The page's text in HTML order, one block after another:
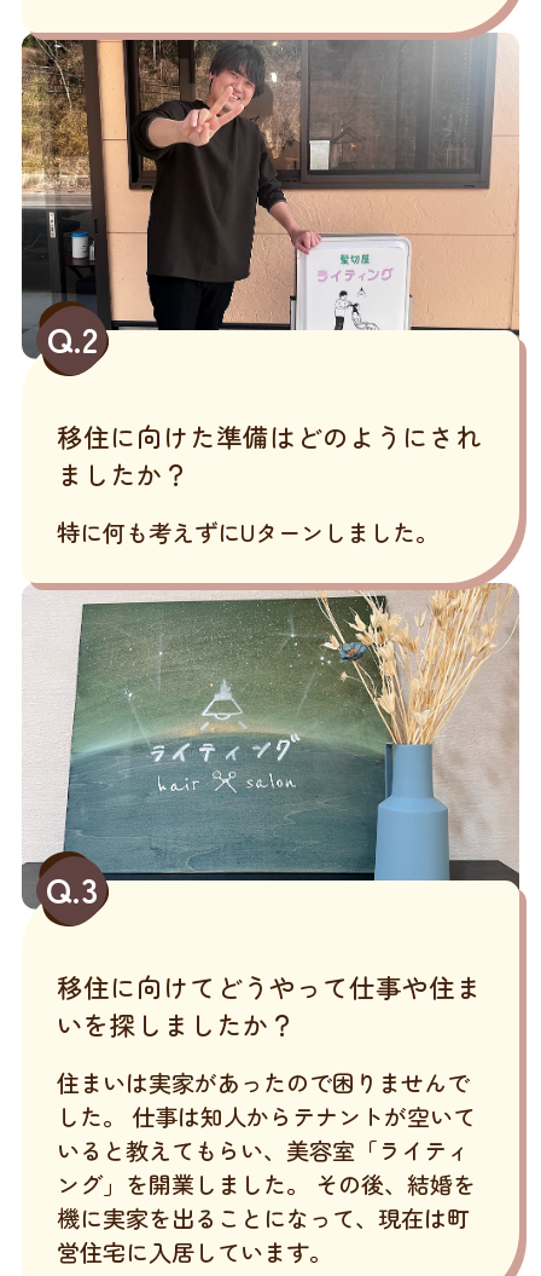
Q.2
移住に向けた準備はどのようにされ
ましたか？
特に何も考えずにUターンしました。
Q.3
移住に向けてどうやって仕事や住ま
いを探しましたか？
住まいは実家があったので困りませんで
した。 仕事は知人からテナントが空いて
いると教えてもらい、美容室「ライティ
ング」を開業しました。 その後、結婚を
機に実家を出ることになって、現在は町
営住宅に入居しています。